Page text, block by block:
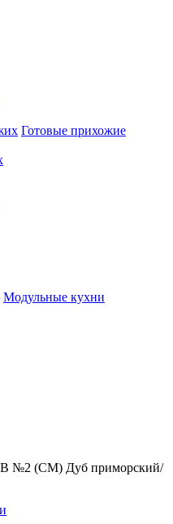
Готовые прихожие
Модульные кухни
№2 (СМ) Дуб приморский/